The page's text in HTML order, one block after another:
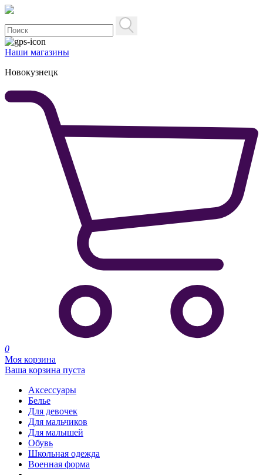
Наши магазины
Новокузнецк
0
Моя корзина
Ваша корзина пуста
Аксессуары
Белье
Для девочек
Для мальчиков
Для малышей
Обувь
Школьная одежда
Военная форма